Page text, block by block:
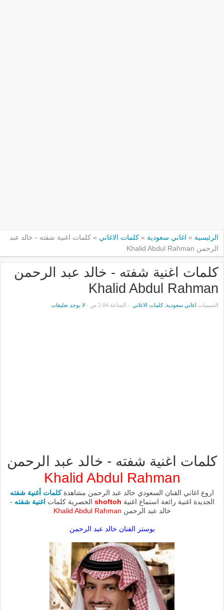
الرئيسية » اغاني سعودية » كلمات الاغاني » كلمات اغنية شفته - خالد عبد
الرحمن Khalid Abdul Rahman
كلمات اغنية شفته - خالد عبد الرحمن
Khalid Abdul Rahman
التسميات اغاني سعودية ,كلمات الاغاني - الساعة 2:04 ص - لا يوجد تعليقات
كلمات اغنية شفته - خالد عبد الرحمن
Khalid Abdul Rahman
اروع اغاني الفنان السعودي خالد عبد الرحمن مشاهدةكلمات أغنية شفته
الجديدة اغنية رائعة استماع اغنية shoftoh الحصرية كلمات اغنية شفته -
خالد عبد الرحمن
بوستر الفنان خالد عبد الرحمن